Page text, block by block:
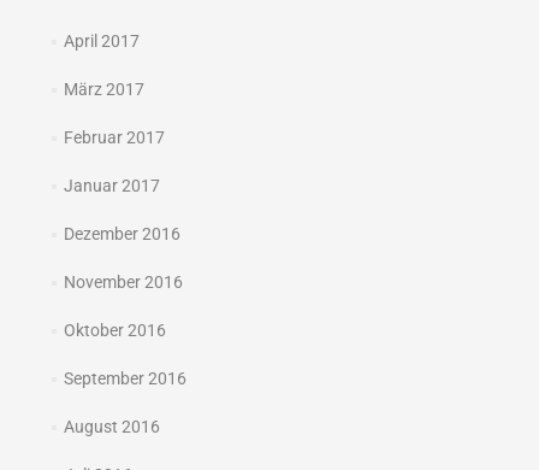
April 2017
März 2017
Februar 2017
Januar 2017
Dezember 2016
November 2016
Oktober 2016
September 2016
August 2016